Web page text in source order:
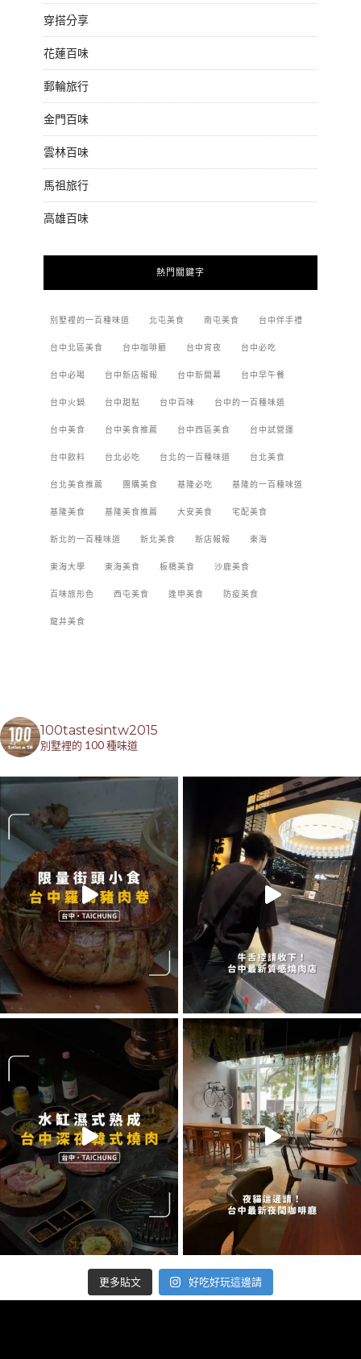
穿搭分享
花蓮百味
郵輪旅行
金門百味
雲林百味
馬祖旅行
高雄百味
熱門關鍵字
別墅裡的一百種味道 北屯美食 南屯美食 台中伴手禮
台中北區美食 台中咖啡廳 台中宵夜 台中必吃
台中必喝 台中新店報報 台中新開幕 台中早午餐
台中火鍋 台中甜點 台中百味 台中的一百種味道
台中美食 台中美食推薦 台中西區美食 台中試營運
台中飲料 台北必吃 台北的一百種味道 台北美食
台北美食推薦 團購美食 基隆必吃 基隆的一百種味道
基隆美食 基隆美食推薦 大安美食 宅配美食
新北的一百種味道 新北美食 新店報報 東海
東海大學 東海美食 板橋美食 沙鹿美食
百味旅形色 西屯美食 逢甲美食 防疫美食
龍井美食
100tastesintw2015
別墅裡的 100 種味道
更多貼文 好吃好玩這邊請